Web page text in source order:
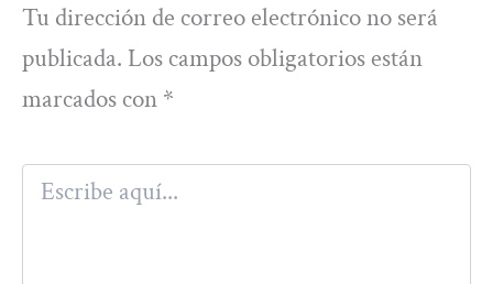
Tu dirección de correo electrónico no será
publicada. Los campos obligatorios están
marcados con *
Escribe
aquí...